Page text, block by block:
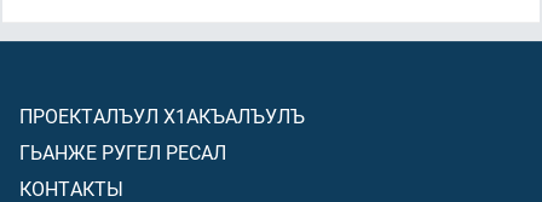
ПРОЕКТАЛЪУЛ Х1АКЪАЛЪУЛЪ
ГЬАНЖЕ РУГЕЛ РЕСАЛ
КОНТАКТЫ